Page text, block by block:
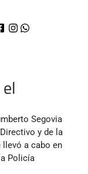
Segovia
y de la
llevó a cabo en
Policía